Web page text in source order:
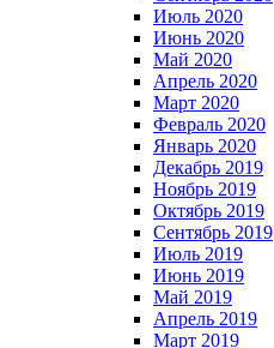
Июль 2020
Июнь 2020
Май 2020
Апрель 2020
Март 2020
Февраль 2020
Январь 2020
Декабрь 2019
Ноябрь 2019
Октябрь 2019
Сентябрь 2019
Июль 2019
Июнь 2019
Май 2019
Апрель 2019
Март 2019